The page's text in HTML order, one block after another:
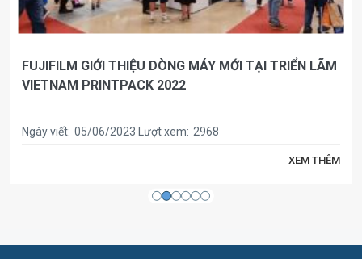
FUJIFILM GIỚI THIỆU DÒNG MÁY MỚI TẠI TRIỂN LÃM
VIETNAM PRINTPACK 2022
Ngày viết: 05/06/2023 Lượt xem: 2968
XEM THÊM